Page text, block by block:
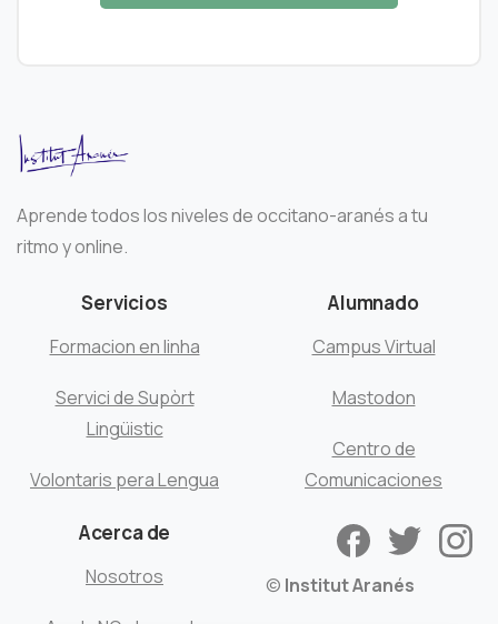
Aprende todos los niveles de occitano-aranés a tu
ritmo y online.
Servicios
Formacion en linha
Servici de Supòrt
Lingüistic
Volontaris pera Lengua
Alumnado
Campus Virtual
Mastodon
Centro de
Comunicaciones
Acerca de
Nosotros © Institut Aranés